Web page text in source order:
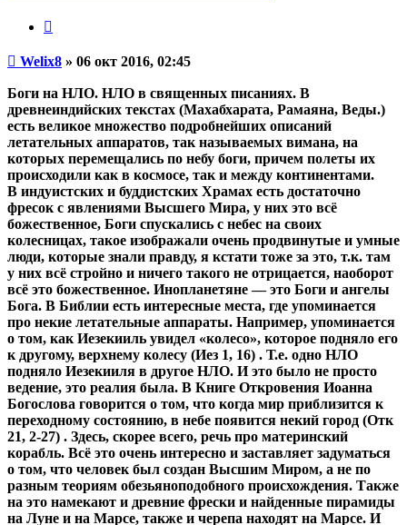
Непрочитанное
Welix8 » 06 окт 2016, 02:45
Боги на НЛО. НЛО в священных писаниях. В
древнеиндийских текстах (Махабхарата, Рамаяна, Веды.)
есть великое множество подробнейших описаний
летательных аппаратов, так называемых вимана, на
которых перемещались по небу боги, причем полеты их
происходили как в космосе, так и между континентами.
В индуистских и буддистских Храмах есть достаточно
фресок с явлениями Высшего Мира, у них это всё
божественное, Боги спускались с небес на своих
колесницах, такое изображали очень продвинутые и умные
люди, которые знали правду, я кстати тоже за это, т.к. там
у них всё стройно и ничего такого не отрицается, наоборот
всё это божественное. Инопланетяне — это Боги и ангелы
Бога. В Библии есть интересные места, где упоминается
про некие летательные аппараты. Например, упоминается
о том, как Иезекииль увидел «колесо», которое подняло его
к другому, верхнему колесу (Иез 1, 16) . Т.е. одно НЛО
подняло Иезекииля в другое НЛО. И это было не просто
ведение, это реалия была. В Книге Откровения Иоанна
Богослова говорится о том, что когда мир приблизится к
переходному состоянию, в небе появится некий город (Отк
21, 2-27) . Здесь, скорее всего, речь про материнский
корабль. Всё это очень интересно и заставляет задуматься
о том, что человек был создан Высшим Миром, а не по
разным теориям обезьяноподобного происхождения. Также
на это намекают и древние фрески и найденные пирамиды
на Луне и на Марсе, также и черепа находят на Марсе. И